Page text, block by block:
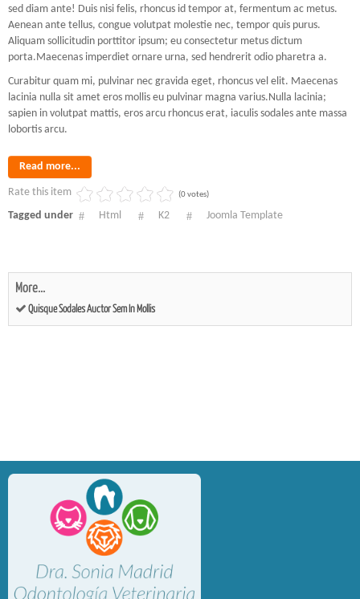
sed diam ante! Duis nisi felis, rhoncus id tempor at, fermentum ac metus.
Aenean ante tellus, congue volutpat molestie nec, tempor quis purus.
Aliquam sollicitudin porttitor ipsum; eu consectetur metus dictum
porta.Maecenas imperdiet ornare urna, sed hendrerit odio pharetra a.
Curabitur quam mi, pulvinar nec gravida eget, rhoncus vel elit. Maecenas
lacinia nulla sit amet eros mollis eu pulvinar magna varius.Nulla lacinia;
sapien in volutpat mattis, eros arcu rhoncus erat, iaculis sodales ante massa
lobortis arcu.
Read more...
Rate this item (0 votes)
Tagged under Html K2 Joomla Template
More...
Quisque Sodales Auctor Sem In Mollis